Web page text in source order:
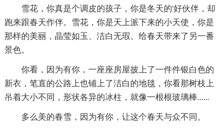
雪花，你真是个调皮的孩子，你是冬天的'好伙伴，却
跑来跟春天作伴。雪花，你是天上派下来的小天使，你是
那样的美丽，晶莹如玉、洁白无瑕。给春天带来了另一番
景色。
你看，因为有你，一座座房屋披上了一件件银白色的
新衣，笔直的公路上也铺上了洁白的地毯，你看那树枝上
吊着大小不同，形状各异的冰柱，就像一根根玻璃棒......
多么美的春雪，因为有你，让这个春天与众不同。